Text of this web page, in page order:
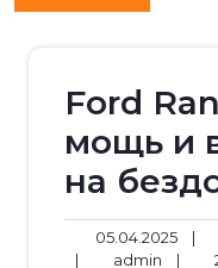
Ford
мощь и
на
05.04.2025 |
| admin admin
|